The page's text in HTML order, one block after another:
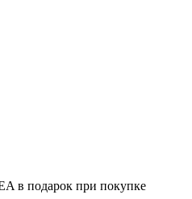
в подарок при покупке